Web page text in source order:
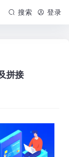
搜索 登录
拼接